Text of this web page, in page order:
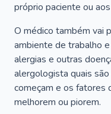
próprio paciente ou
O médico também vai
ambiente de trabalho
alergias e outras
alergologista quais
começam e os fatores
melhorem ou piorem.